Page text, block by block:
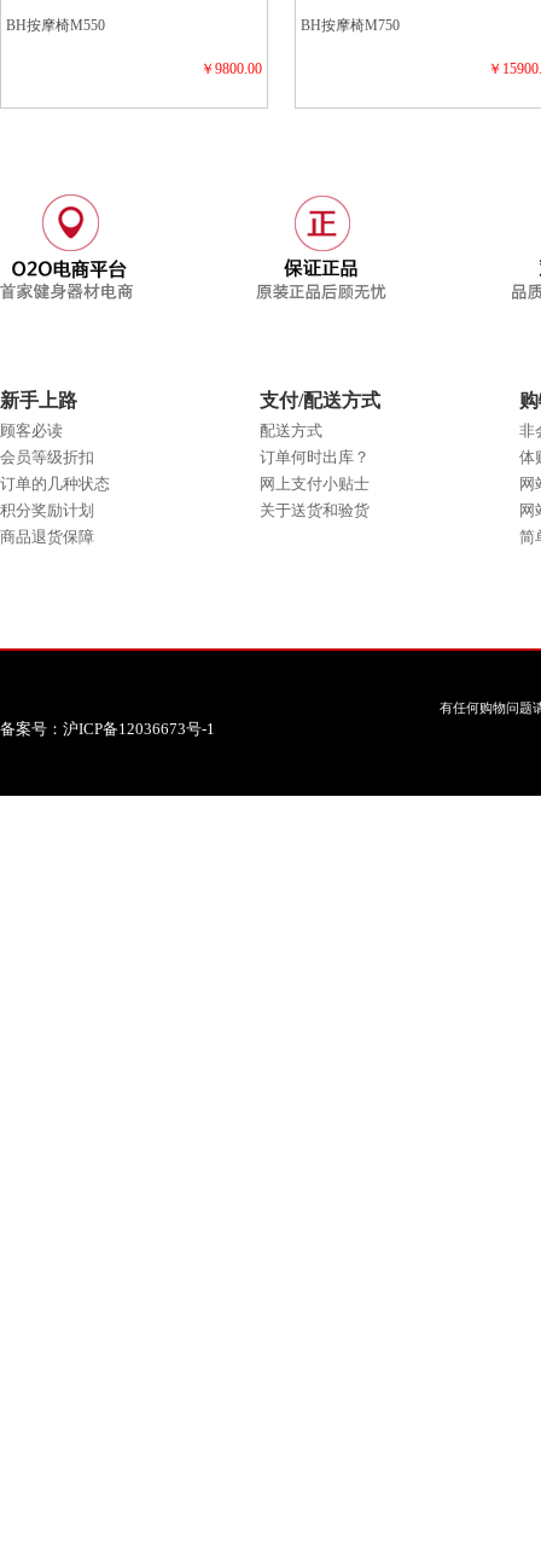
BH按摩椅M550
￥9800.00
BH按摩椅M750
￥
新手上路
顾客必读
会员等级折扣
订单的几种状态
积分奖励计划
商品退货保障
支付/配送方式
配送方式
订单何时出库？
网上支付小贴士
关于送货和验货
非
体
网
网
简
有任何购物问题
备案号：沪ICP备12036673号-1